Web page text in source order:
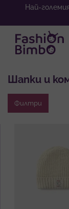
Най-
Шапки и
Филтри